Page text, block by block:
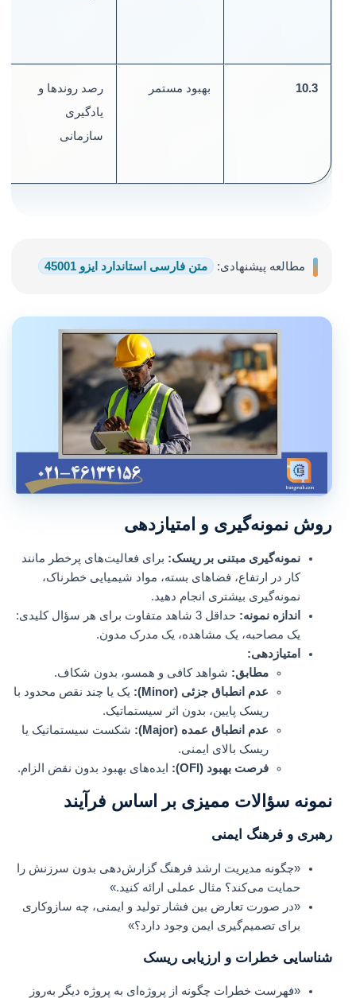
10.3 بهبود مستمر
رصد روندها و
یادگیری
سازمانی
مطالعه پیشنهادی: متن فارسی استاندارد ایزو 45001
روش نمونه‌گیری و امتیازدهی
نمونه‌گیری مبتنی بر ریسک:برای فعالیت‌های پرخطر مانند
کار در ارتفاع، فضاهای بسته، مواد شیمیایی خطرناک،
نمونه‌گیری بیشتری انجام دهید.
اندازه نمونه:
حداقل 3 شاهد متفاوت برای هر سؤال کلیدی:
یک مصاحبه، یک مشاهده، یک مدرک مدون.
امتیازدهی:
مطابق:شواهد کافی و همسو، بدون شکاف.
عدم انطباق جزئی (Minor):
یک یا چند نقص محدود با
ریسک پایین، بدون اثر سیستماتیک.
عدم انطباق عمده (Major):
شکست سیستماتیک یا
ریسک بالای ایمنی.
فرصت بهبود (OFI):
ایده‌های بهبود بدون نقض الزام.
نمونه سؤالات ممیزی بر اساس فرآیند
رهبری و فرهنگ ایمنی
«چگونه مدیریت ارشد فرهنگ گزارش‌دهی بدون سرزنش را
حمایت می‌کند؟ مثال عملی ارائه کنید.»
«در صورت تعارض بین فشار تولید و ایمنی، چه سازوکاری
برای تصمیم‌گیری ایمن وجود دارد؟»
شناسایی خطرات و ارزیابی ریسک
«فهرست خطرات چگونه از پروژه‌ای به پروژه دیگر به‌روز